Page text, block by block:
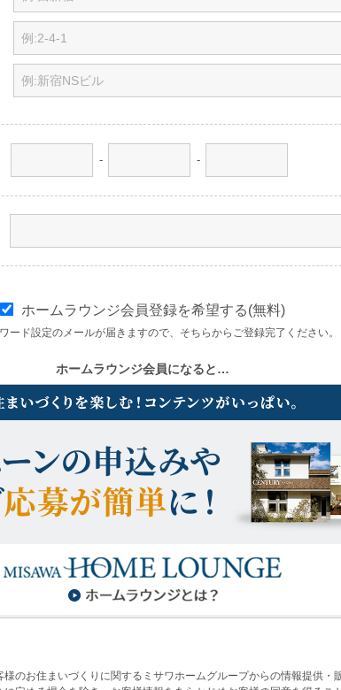
- -
ホームラウンジ会員登録を希望する(無料)
ード設定のメールが届きますので、そちらからご登録完了ください。
ホームラウンジ会員になると…
のお住まいづくりに関するミサワホームグループからの情報提供・